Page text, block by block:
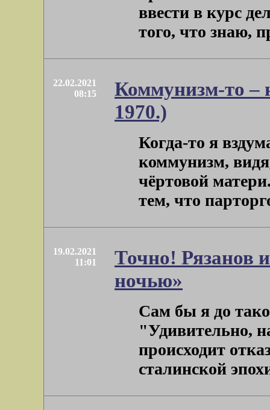
ввести в курс
того, что знаю,
22.02.2021
08:15
Коммунизм-то –
1970.)
Когда-то я
коммунизм,
чёртовой
тем, что
19.02.2021
11:01
Точно! Рязанов
ночью»
Сам бы я до
"Удивительно,
происходит
сталинской